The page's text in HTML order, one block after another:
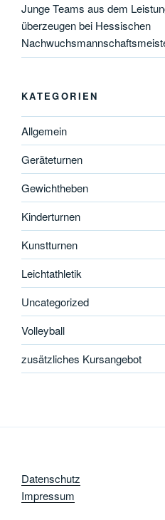
Junge Teams aus dem
überzeugen bei Hessischen
KATEGORIEN
Allgemein
Geräteturnen
Gewichtheben
Kinderturnen
Kunstturnen
Leichtathletik
Uncategorized
Volleyball
zusätzliches Kursangebot
Datenschutz
Impressum